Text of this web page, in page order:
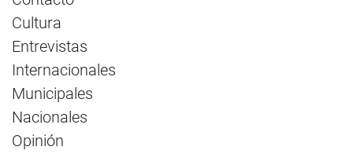
Cultura
Entrevistas
Internacionales
Municipales
Nacionales
Opinión